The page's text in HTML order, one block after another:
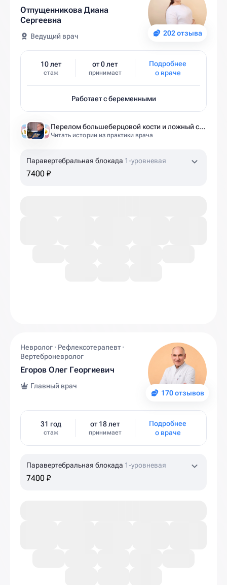
202 отзыва
Отпущенникова Диана
Сергеевна
Ведущий врач
10 лет
стаж
от 0 лет
принимает
Подробнее
о враче
Работает с беременными
Перелом большеберцовой кости и ложный сустав: моя история восстановления длиной в полтора года
Читать истории из практики врача
Паравертебральная блокада 1-уровневая
7400 ₽
170 отзывов
Невролог · Рефлексотерапевт ·
Вертеброневролог
Егоров Олег Георгиевич
Главный врач
31 год
стаж
от 18 лет
принимает
Подробнее
о враче
Паравертебральная блокада 1-уровневая
7400 ₽